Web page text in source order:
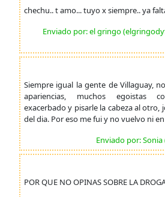
chechu.. t amo... tuyo x siempre.. ya
Enviado por: el gringo
Siempre igual la gente de Villaguay,
apariencias, muchos egoistas
exacerbado y pisarle la cabeza al otro,
del dia. Por eso me fui y no vuelvo ni
Enviado por:
POR QUE NO OPINAS SOBRE LA